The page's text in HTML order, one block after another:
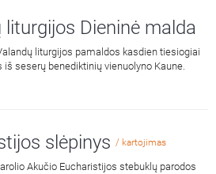
liturgijos Dieninė malda
liturgijos pamaldos kasdien tiesiogiai
seserų benediktinių vienuolyno Kaune.
slėpinys / kartojimas
Akučio Eucharistijos stebuklų parodos